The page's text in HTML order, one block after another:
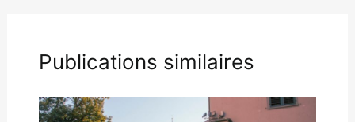
Publications similaires